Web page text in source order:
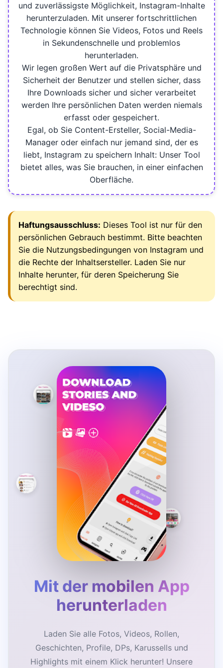
und zuverlässigste Möglichkeit, Instagram-Inhalte
herunterzuladen. Mit unserer fortschrittlichen
Technologie können Sie Videos, Fotos und Reels
in Sekundenschnelle und problemlos
herunterladen.
Wir legen großen Wert auf die Privatsphäre und
Sicherheit der Benutzer und stellen sicher, dass
Ihre Downloads sicher und sicher verarbeitet
werden Ihre persönlichen Daten werden niemals
erfasst oder gespeichert.
Egal, ob Sie Content-Ersteller, Social-Media-
Manager oder einfach nur jemand sind, der es
liebt, Instagram zu speichern Inhalt: Unser Tool
bietet alles, was Sie brauchen, in einer einfachen
Oberfläche.
Haftungsausschluss: Dieses Tool ist nur für den
persönlichen Gebrauch bestimmt. Bitte beachten
Sie die Nutzungsbedingungen von Instagram und
die Rechte der Inhaltsersteller. Laden Sie nur
Inhalte herunter, für deren Speicherung Sie
berechtigt sind.
Mit der mobilen App
herunterladen
Laden Sie alle Fotos, Videos, Rollen,
Geschichten, Profile, DPs, Karussells und
Highlights mit einem Klick herunter! Unsere